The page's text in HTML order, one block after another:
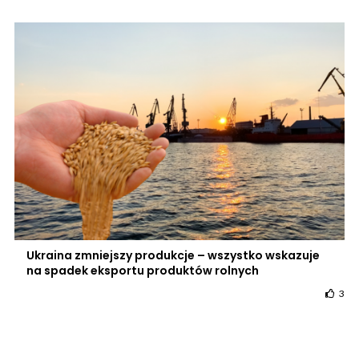
Ukraina zmniejszy produkcje – wszystko wskazuje
na spadek eksportu produktów rolnych
3